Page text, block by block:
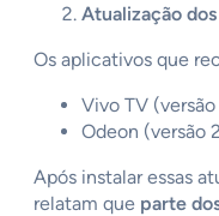
Atualização
Os aplicativos que
Vivo TV
Odeon (versão
Após instalar essas
relatam que parte